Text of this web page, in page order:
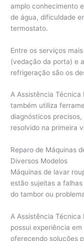
amplo conhecimento
de água, dificuldade
termostato.
Entre os serviços
(vedação da porta) e
refrigeração são os
A Assistência
também utiliza
diagnósticos
resolvido na primeira
Reparo de Máquinas
Diversos Modelos
Máquinas de lavar
estão sujeitas a
do tambor ou
A Assistência
possui experiência
oferecendo soluções